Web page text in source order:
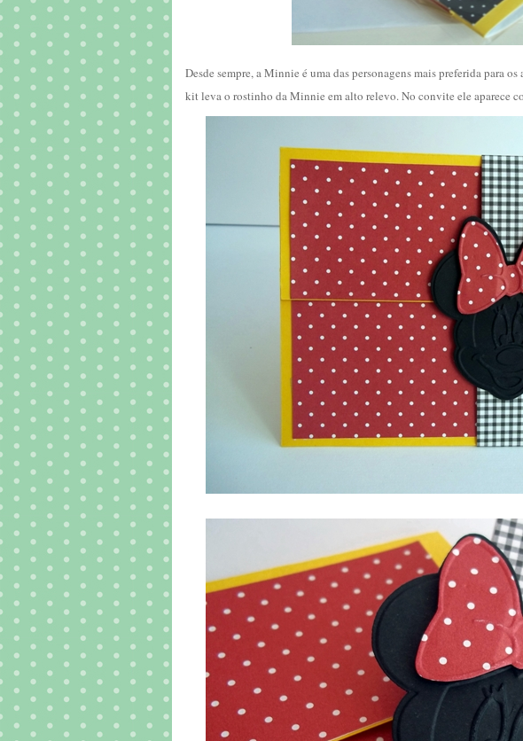
Desde sempre, a Minnie é uma das personagens mais preferida para
kit leva o rostinho da Minnie em alto relevo. No convite ele aparece